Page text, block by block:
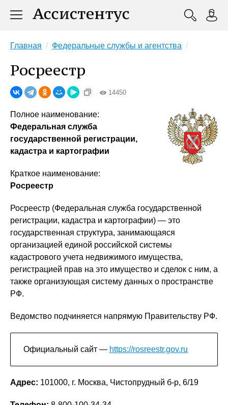
Главная Федеральные службы и агентства
Росреестр
14450
Полное наименование:
Федеральная служба
государственной регистрации,
кадастра и картографии
Краткое наименование:
Росреестр
Росреестр (Федеральная служба государственной
регистрации, кадастра и картографии) — это
государственная структура, занимающаяся
организацией единой российской системы
кадастрового учета недвижимого имущества,
регистрацией прав на это имущество и сделок с ним, а
также организующая систему данных о пространстве
РФ.
Ведомство подчиняется напрямую Правительству РФ.
Официальный сайт — https://rosreestr.gov.ru
Адрес: 101000, г. Москва, Чистопрудный б-р, 6/19